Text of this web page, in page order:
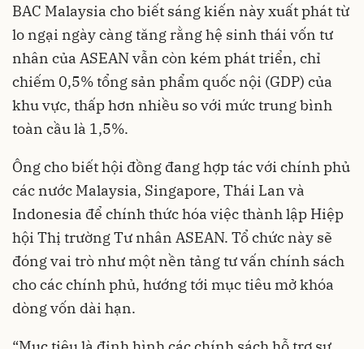
BAC Malaysia cho biết sáng kiến này xuất phát từ
lo ngại ngày càng tăng rằng hệ sinh thái vốn tư
nhân của ASEAN vẫn còn kém phát triển, chỉ
chiếm 0,5% tổng sản phẩm quốc nội (GDP) của
khu vực, thấp hơn nhiều so với mức trung bình
toàn cầu là 1,5%.
Ông cho biết hội đồng đang hợp tác với chính phủ
các nước Malaysia, Singapore, Thái Lan và
Indonesia để chính thức hóa việc thành lập Hiệp
hội Thị trường Tư nhân ASEAN. Tổ chức này sẽ
đóng vai trò như một nền tảng tư vấn chính sách
cho các chính phủ, hướng tới mục tiêu mở khóa
dòng vốn dài hạn.